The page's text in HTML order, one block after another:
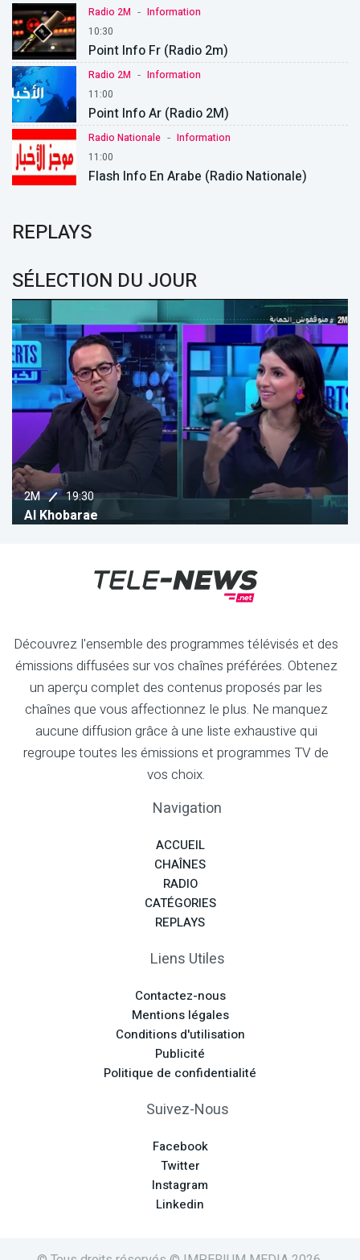
Radio 2M - Information
10:30
Point Info Fr (Radio 2m)
Radio 2M - Information
11:00
Point Info Ar (Radio 2M)
Radio Nationale - Information
11:00
Flash Info En Arabe (Radio Nationale)
REPLAYS
SÉLECTION DU JOUR
AL AOULA 22:00
Moudawala
Découvrez l'ensemble des programmes télévisés et des
émissions diffusées sur vos chaînes préférées. Obtenez
un aperçu complet des contenus proposés par les
chaînes que vous affectionnez le plus. Ne manquez
aucune diffusion grâce à une liste exhaustive qui
regroupe toutes les émissions et programmes TV de
vos choix.
Navigation
ACCUEIL
CHAÎNES
RADIO
CATÉGORIES
REPLAYS
Liens Utiles
Contactez-nous
Mentions légales
Conditions d'utilisation
Publicité
Politique de confidentialité
Suivez-Nous
Facebook
Twitter
Instagram
Linkedin